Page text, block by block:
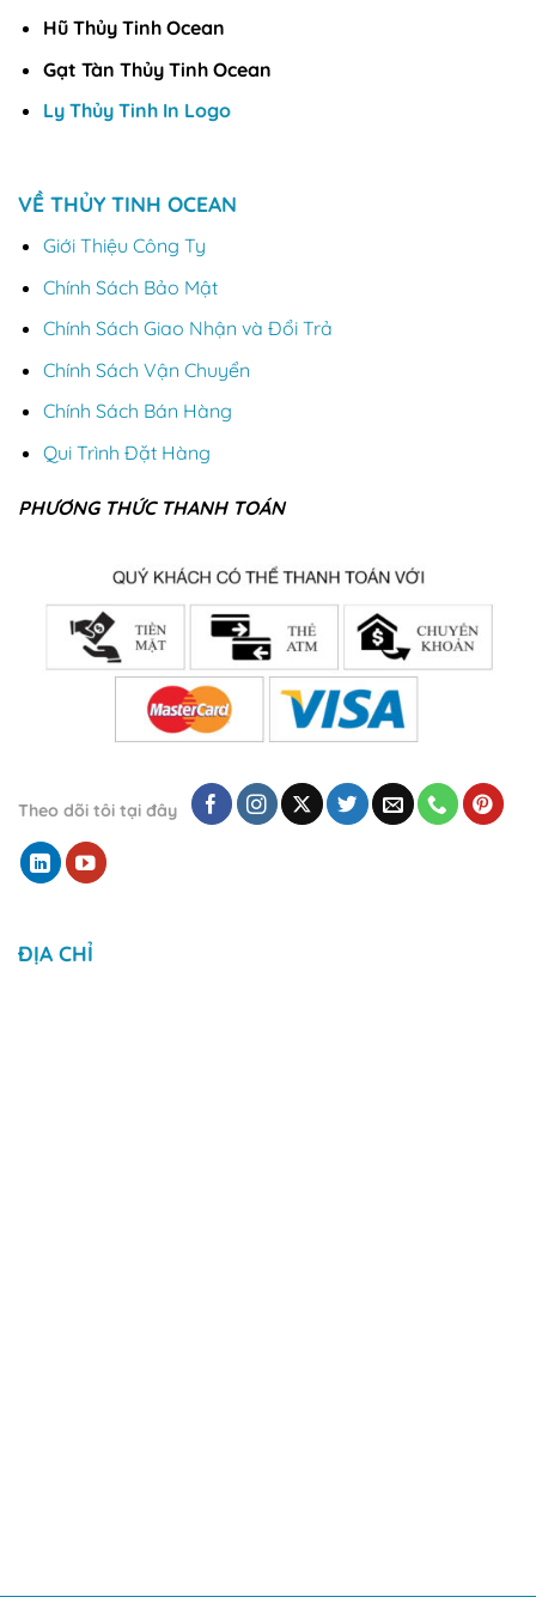
Hũ Thủy Tinh Ocean
Gạt Tàn Thủy Tinh Ocean
Ly Thủy Tinh In Logo
VỀ THỦY TINH OCEAN
Giới Thiệu Công Ty
Chính Sách Bảo Mật
Chính Sách Giao Nhận và Đổi Trả
Chính Sách Vận Chuyển
Chính Sách Bán Hàng
Qui Trình Đặt Hàng
PHƯƠNG THỨC THANH TOÁN
Theo dõi tôi tại đây
ĐỊA CHỈ